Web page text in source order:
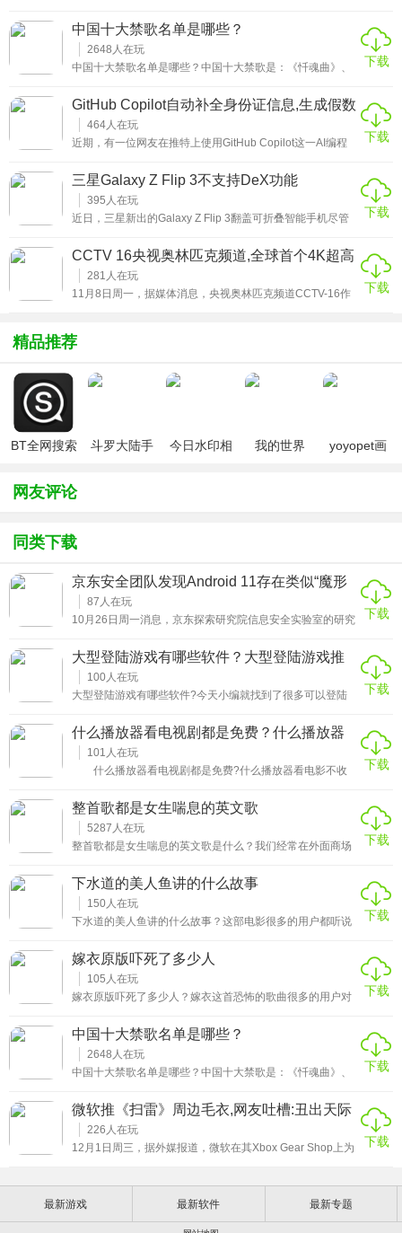
但是却不知道你这些歌曲的名称是什么，如果你也遇到这样
的情况可以进行听歌识别。当然有的情况也是无法识别出来
的，比如今天这个问题：整首歌都是女生喘息的英文歌是什
么，接下来我们一起来看看答案。
中国十大禁歌名单是哪些？
2648 人在玩
中国十大禁歌名单是哪些？中国十大禁歌是：《忏魂曲》、
《跳房子》、《天使的房间》、《自杀没有痛》、《妹妹背
着洋娃娃》、《第十三双眼睛》。现在歌曲的创作都是比较
自由的，因为自媒体的发展，只要你有自己创作歌曲的能力
都可以将自己的歌发布在网络上，并且收获到很多的粉丝。
歌曲有哪些，今天给大家来分享前十名的禁歌名单，看看都
是哪些歌曲。
下载
GitHub Copilot自动补全身份证信息,生成假数
据“曝光”隐私
464人在玩
近期，有一位网友在推特上使用GitHub Copilot这一AI编程
输入B站CEO的信息后，下方随即自动补出了关于这个CEO
的身份证相关信息，这波操作一时让很多用户陷入恐慌，不
过好在这个AI编程工具自动生成的信息是有误，让大家松了
口气。
下载
三星Galaxy Z Flip 3不支持DeX功能
395 人在玩
近日，三星新出的Galaxy Z Flip 3翻盖可折叠智能手机尽管
迎的生产力功能“Dex”的支持，让很多Galaxy Z Flip系列用户
抱怨。
下载
CCTV 16央视奥林匹克频道,全球首个4K超高
清专业体育频道
281 人在玩
11月8日周一，据媒体消息，央视奥林匹克频道CCTV-16作
观众规模迅速提升，从首日开播的262万人迅速增长到5643
万人(截止统计时间11月7日)。
下载
精品推荐
BT全网搜索
斗罗大陆手
今日水印相
我的世界
yoyopet画
网友评论
同类下载
京东安全团队发现Android 11存在类似“魔形
女”的高危漏洞
87 人在玩
10月26日周一消息，京东探索研究院信息安全实验室的研究
BUG的特性，将其比作漫威电影中可以化身为任何人形象
的“魔形女”。目前，京东安全团队已经向谷歌等企业提供漏
洞信息，并协助修复。谷歌、三星等公司均已发布漏洞补
丁。
下载
大型登陆游戏有哪些软件？大型登陆游戏推
荐
100人在玩
大型登陆游戏有哪些软件?今天小编就找到了很多可以登陆
试试! 《模拟二战》二战时期有很多的登陆战役，玩家在本作
中就会参
下载
什么播放器看电视剧都是免费？什么播放器
看电影不收费无需会员
101 人在玩
什么播放器看电视剧都是免费?什么播放器看电影不收
需要的伙伴可以去下载试试! 云看影视 云看影视是一
款能够
下载
整首歌都是女生喘息的英文歌
5287 人在玩
整首歌都是女生喘息的英文歌是什么？我们经常在外面商场
但是却不知道你这些歌曲的名称是什么，如果你也遇到这样
的情况可以进行听歌识别。当然有的情况也是无法识别出来
的，比如今天这个问题：整首歌都是女生喘息的英文歌是什
么，接下来我们一起来看看答案。
下载
下水道的美人鱼讲的什么故事
150人在玩
下水道的美人鱼讲的什么故事？这部电影很多的用户都听说
用户想了解这个电影描述的内容是什么。今天小编和大家一
起来分享看看这部将我们心目中美丽的美人鱼表现得丑陋的
影片的故事背景是什么。
下载
嫁衣原版吓死了多少人
105 人在玩
嫁衣原版吓死了多少人？嫁衣这首恐怖的歌曲很多的用户对
事实究竟是怎么样的，今天小编就和大家一起来分享一下，
为大家揭开这个神秘歌曲背后的故事还有关于它的神秘面
纱。
下载
中国十大禁歌名单是哪些？
2648 人在玩
中国十大禁歌名单是哪些？中国十大禁歌是：《忏魂曲》、
《跳房子》、《天使的房间》、《自杀没有痛》、《妹妹背
着洋娃娃》、《第十三双眼睛》。现在歌曲的创作都是比较
自由的，因为自媒体的发展，只要你有自己创作歌曲的能力
都可以将自己的歌发布在网络上，并且收获到很多的粉丝。
歌曲有哪些，今天给大家来分享前十名的禁歌名单，看看都
是哪些歌曲。
下载
微软推《扫雷》周边毛衣,网友吐槽:丑出天际
226 人在玩
12月1日周三，据外媒报道，微软在其Xbox Gear Shop上为
下载
最新游戏 最新软件 最新专题